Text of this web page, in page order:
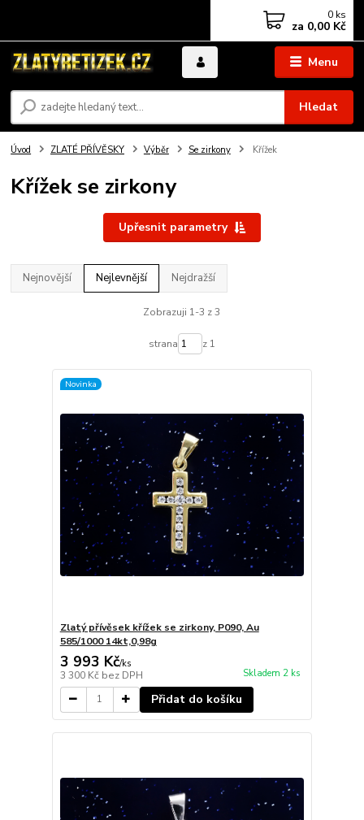
Menu
Hledat
0 ks
za 0,00 Kč
Úvod ZLATÉ PŘÍVĚSKY Výběr Se zirkony Křížek
Křížek se zirkony
Upřesnit parametry
Nejnovější Nejlevnější Nejdražší
Zobrazuji 1-3 z 3
strana z 1
Novinka
Zlatý přívěsek křížek se zirkony, P090, Au
585/1000 14kt,0,98g
3 993 Kč/ks
3 300 Kč bez DPH Skladem 2 ks
Přidat do košíku